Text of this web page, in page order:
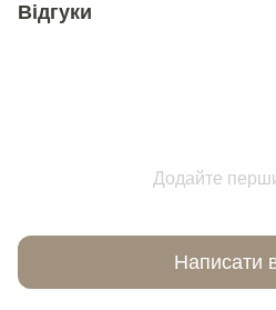
Відгуки
Додайте
Написати